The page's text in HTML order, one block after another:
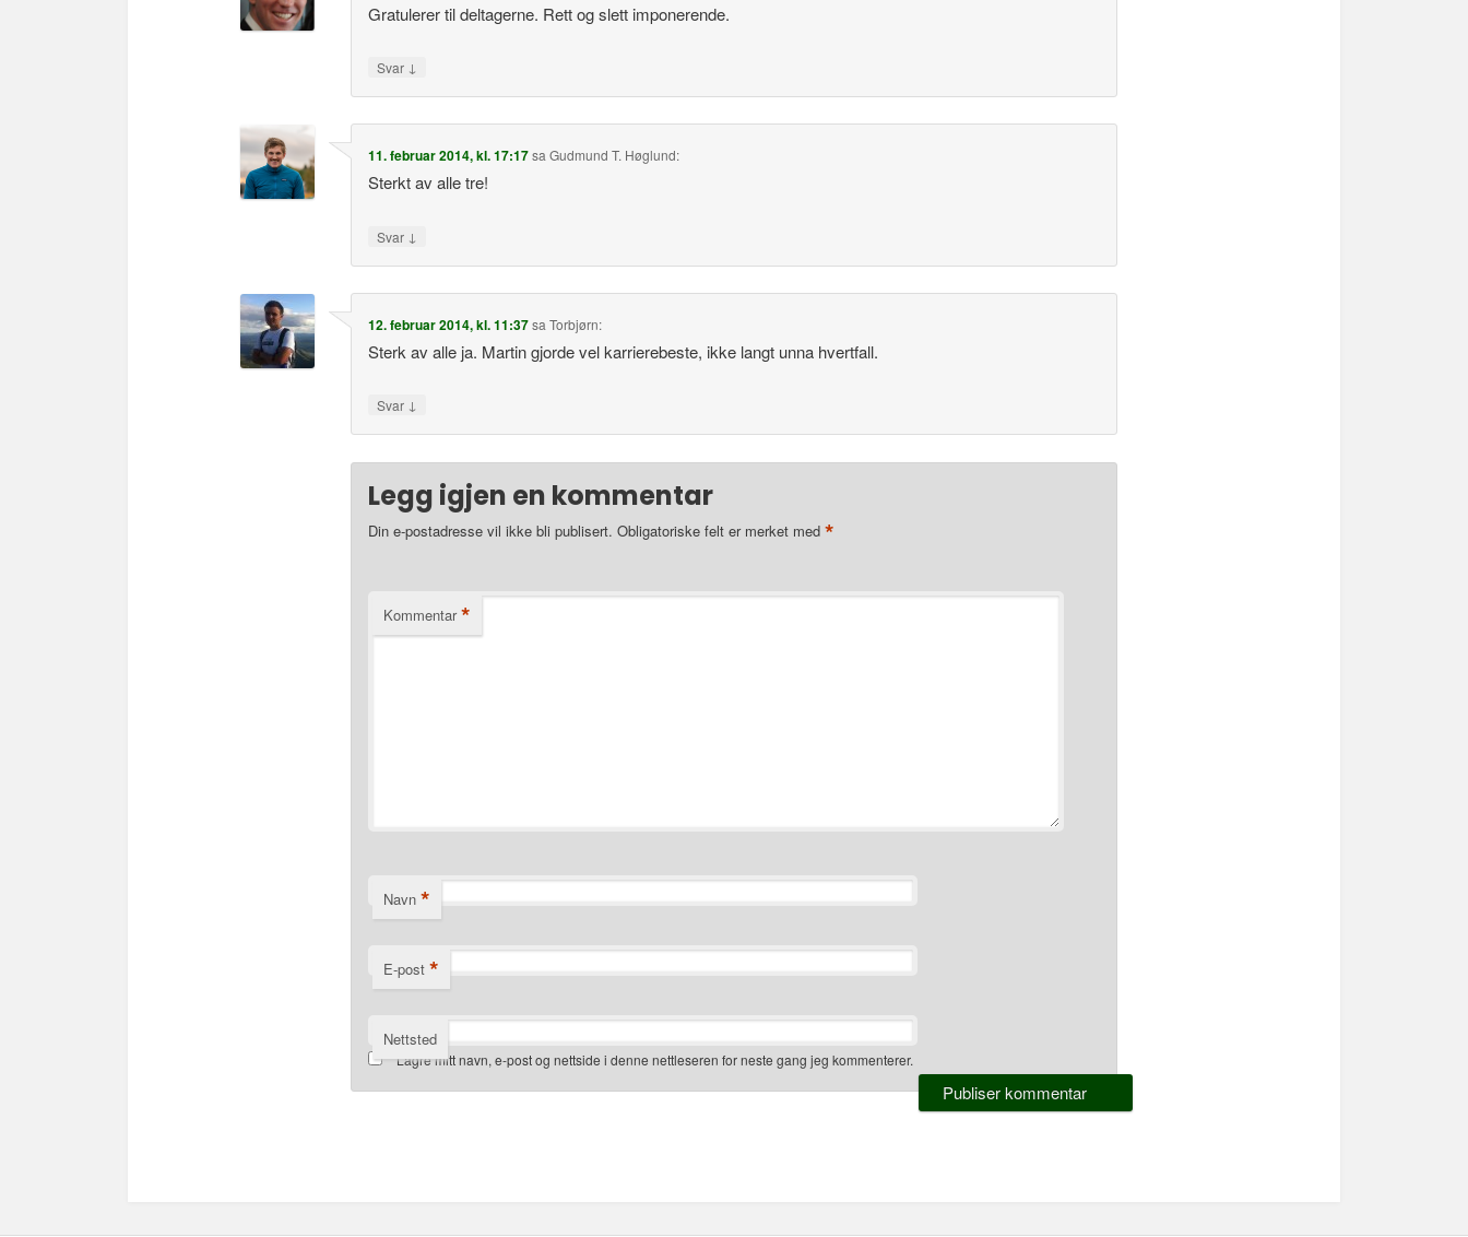
Gratulerer til deltagerne. Rett og slett imponerende.
Svar ↓
11. februar 2014, kl. 17:17sa Gudmund T. Høglund:
Sterkt av alle tre!
Svar ↓
12. februar 2014, kl. 11:37sa Torbjørn:
Sterk av alle ja. Martin gjorde vel karrierebeste, ikke langt unna hvertfall.
Svar ↓
Legg igjen en kommentar
Din e-postadresse vil ikke bli publisert. Obligatoriske felt er merket med *
Kommentar *
Navn *
E-post *
Nettsted
Lagre mitt navn, e-post og nettside i denne nettleseren for neste gang jeg kommenterer.
Alternative: